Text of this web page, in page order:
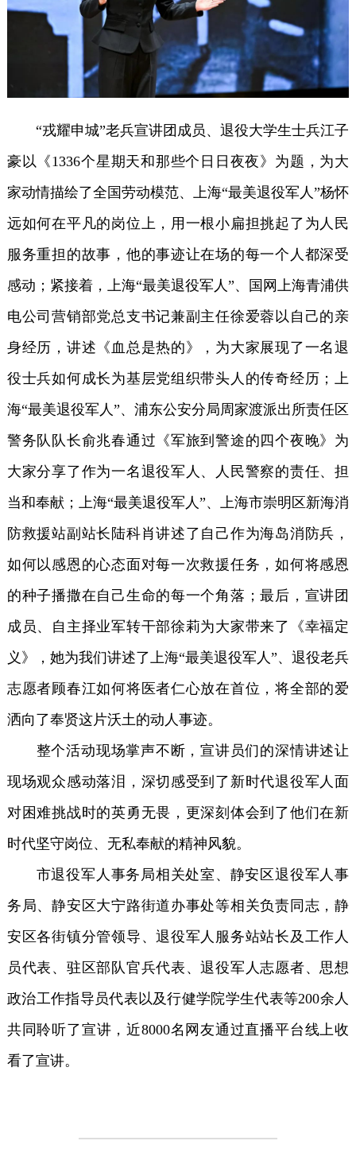
“戎耀申城”老兵宣讲团成员、退役大学生士兵江子
豪以《1336个星期天和那些个日日夜夜》为题，为大
家动情描绘了全国劳动模范、上海“最美退役军人”杨怀
远如何在平凡的岗位上，用一根小扁担挑起了为人民
服务重担的故事，他的事迹让在场的每一个人都深受
感动；紧接着，上海“最美退役军人”、国网上海青浦供
电公司营销部党总支书记兼副主任徐爱蓉以自己的亲
身经历，讲述《血总是热的》，为大家展现了一名退
役士兵如何成长为基层党组织带头人的传奇经历；上
海“最美退役军人”、浦东公安分局周家渡派出所责任区
警务队队长俞兆春通过《军旅到警途的四个夜晚》为
大家分享了作为一名退役军人、人民警察的责任、担
当和奉献；上海“最美退役军人”、上海市崇明区新海消
防救援站副站长陆科肖讲述了自己作为海岛消防兵，
如何以感恩的心态面对每一次救援任务，如何将感恩
的种子播撒在自己生命的每一个角落；最后，宣讲团
成员、自主择业军转干部徐莉为大家带来了《幸福定
义》，她为我们讲述了上海“最美退役军人”、退役老兵
志愿者顾春江如何将医者仁心放在首位，将全部的爱
洒向了奉贤这片沃土的动人事迹。
整个活动现场掌声不断，宣讲员们的深情讲述让
现场观众感动落泪，深切感受到了新时代退役军人面
对困难挑战时的英勇无畏，更深刻体会到了他们在新
时代坚守岗位、无私奉献的精神风貌。
市退役军人事务局相关处室、静安区退役军人事
务局、静安区大宁路街道办事处等相关负责同志，静
安区各街镇分管领导、退役军人服务站站长及工作人
员代表、驻区部队官兵代表、退役军人志愿者、思想
政治工作指导员代表以及行健学院学生代表等200余人
共同聆听了宣讲，近8000名网友通过直播平台线上收
看了宣讲。